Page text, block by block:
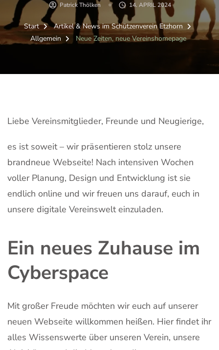
Patrick Thölken 14. APRIL 2024
Start
Artikel & News im Schützenverein Etzhorn
Allgemein
Neue Zeiten, neue Vereinshomepage
Liebe Vereinsmitglieder, Freunde und Neugierige,
es ist soweit – wir präsentieren stolz unsere
brandneue Webseite! Nach intensiven Wochen
voller Planung, Design und Entwicklung ist sie
endlich online und wir freuen uns darauf, euch in
unsere digitale Vereinswelt einzuladen.
Ein neues Zuhause im
Cyberspace
Mit großer Freude möchten wir euch auf unserer
neuen Webseite willkommen heißen. Hier findet ihr
alles Wissenswerte über unseren Verein, unsere